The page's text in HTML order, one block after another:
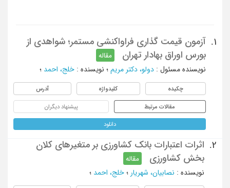
1.
آزمون قیمت گذاری فراواکنشی مستمر؛ شواهدی از
بورس اوراق بهادار تهران
مقاله
نویسنده مسئول : دولو، دکتر مریم ؛ نویسنده : خلج، احمد ؛
چکیده کلیدواژه آدرس
مقالات مرتبط پیشنهاد دیگران
دانلود
2.
اثرات اعتبارات بانک کشاورزی بر متغیرهای کلان
بخش کشاورزی
مقاله
نویسنده : نصابیان، شهریار ؛ خلج، احمد ؛